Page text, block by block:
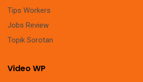
Tips Workers
Jobs Review
Topik Sorotan
Video WP